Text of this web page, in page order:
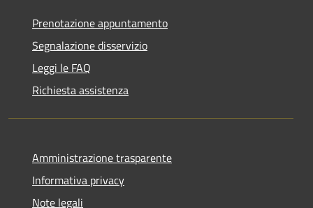
Prenotazione appuntamento
Segnalazione disservizio
Leggi le FAQ
Richiesta assistenza
Amministrazione trasparente
Informativa privacy
Note legali